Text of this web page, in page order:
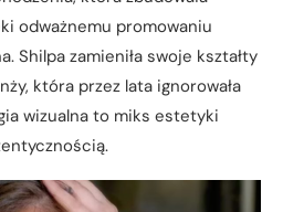
odważnemu promowaniu
Shilpa zamieniła swoje kształty
która przez lata ignorowała
wizualna to miks estetyki